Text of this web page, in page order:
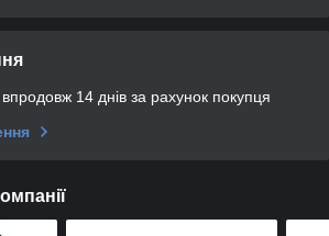
14 днів за рахунок покупця